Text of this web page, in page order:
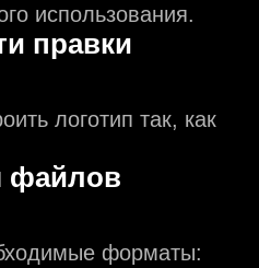
использования.
правки
логотип так, как
файлов
форматы: